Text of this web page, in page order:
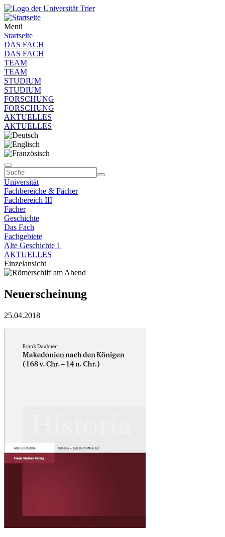
Menü
Startseite
DAS FACH
DAS FACH
TEAM
TEAM
STUDIUM
STUDIUM
FORSCHUNG
FORSCHUNG
AKTUELLES
AKTUELLES
Universität
Fachbereiche & Fächer
Fachbereich III
Fächer
Geschichte
Das Fach
Fachgebiete
Alte Geschichte 1
AKTUELLES
Einzelansicht
Neuerscheinung
25.04.2018